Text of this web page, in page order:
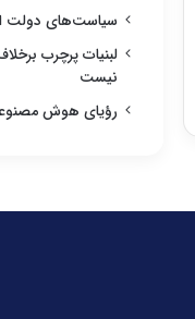
سیاست‌های دولت
لبنیات پرچرب
نیست
رؤیای هوش